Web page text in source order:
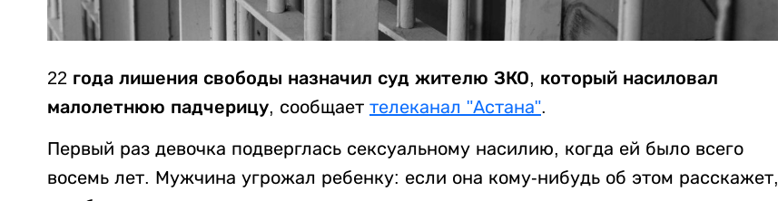
22 года лишения свободы назначил суд жителю ЗКО, который насиловал
малолетнюю падчерицу, сообщает телеканал "Астана".
Первый раз девочка подверглась сексуальному насилию, когда ей было всего
восемь лет. Мужчина угрожал ребенку: если она кому-нибудь об этом расскажет,